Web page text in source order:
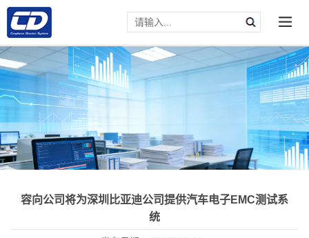
容向公司将为深圳比亚迪公司提供汽车电子EMC测试系
统